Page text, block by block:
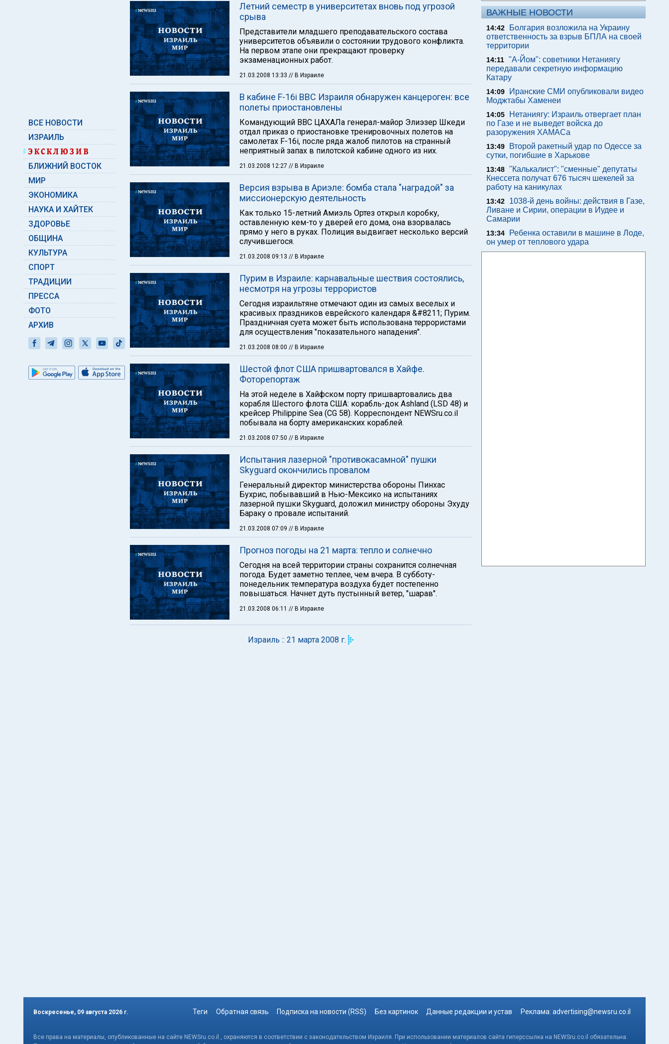
ВСЕ НОВОСТИ
ИЗРАИЛЬ
БЛИЖНИЙ ВОСТОК
МИР
ЭКОНОМИКА
НАУКА И ХАЙТЕК
ЗДОРОВЬЕ
ОБЩИНА
КУЛЬТУРА
СПОРТ
ТРАДИЦИИ
ПРЕССА
ФОТО
АРХИВ
Летний семестр в университетах вновь под угрозой
срыва
Представители младшего преподавательского состава
университетов объявили о состоянии трудового конфликта.
На первом этапе они прекращают проверку
экзаменационных работ.
21.03.2008 13:33 // В Израиле
В кабине F-16i ВВС Израиля обнаружен канцероген: все
полеты приостановлены
Командующий ВВС ЦАХАЛа генерал-майор Элиэзер Шкеди
отдал приказ о приостановке тренировочных полетов на
самолетах F-16i, после ряда жалоб пилотов на странный
неприятный запах в пилотской кабине одного из них.
21.03.2008 12:27 // В Израиле
Версия взрыва в Ариэле: бомба стала "наградой" за
миссионерскую деятельность
Как только 15-летний Амиэль Ортез открыл коробку,
оставленную кем-то у дверей его дома, она взорвалась
прямо у него в руках. Полиция выдвигает несколько версий
случившегося.
21.03.2008 09:13 // В Израиле
Пурим в Израиле: карнавальные шествия состоялись,
несмотря на угрозы террористов
Сегодня израильтяне отмечают один из самых веселых и
красивых праздников еврейского календаря &#8211; Пурим.
Праздничная суета может быть использована террористами
для осуществления "показательного нападения".
21.03.2008 08:00 // В Израиле
Шестой флот США пришвартовался в Хайфе.
Фоторепортаж
На этой неделе в Хайфском порту пришвартовались два
корабля Шестого флота США: корабль-док Ashland (LSD 48) и
крейсер Philippine Sea (CG 58). Корреспондент NEWSru.co.il
побывала на борту американских кораблей.
21.03.2008 07:50 // В Израиле
Испытания лазерной "противокасамной" пушки
Skyguard окончились провалом
Генеральный директор министерства обороны Пинхас
Бухрис, побывавший в Нью-Мексико на испытаниях
лазерной пушки Skyguard, доложил министру обороны Эхуду
Бараку о провале испытаний.
21.03.2008 07:09 // В Израиле
Прогноз погоды на 21 марта: тепло и солнечно
Сегодня на всей территории страны сохранится солнечная
погода. Будет заметно теплее, чем вчера. В субботу-
понедельник температура воздуха будет постепенно
повышаться. Начнет дуть пустынный ветер, "шарав".
21.03.2008 06:11 // В Израиле
Израиль :: 21 марта 2008 г.
ВАЖНЫЕ НОВОСТИ
14:42
Болгария возложила на Украину
ответственность за взрыв БПЛА на своей
территории
14:11 "А-Йом": советники Нетаниягу
передавали секретную информацию
Катару
14:09
Иранские СМИ опубликовали видео
Моджтабы Хаменеи
14:05
Нетаниягу: Израиль отвергает план
по Газе и не выведет войска до
разоружения ХАМАСа
13:49
Второй ракетный удар по Одессе за
сутки, погибшие в Харькове
13:48 "Калькалист": "сменные" депутаты
Кнессета получат 676 тысяч шекелей за
работу на каникулах
13:42
1038-й день войны: действия в Газе,
Ливане и Сирии, операции в Иудее и
Самарии
13:34
Ребенка оставили в машине в Лоде,
он умер от теплового удара
Воскресенье, 09 августа 2026 г. Теги Обратная связь Подписка на новости (RSS) Без картинок Данные редакции и устав Реклама: advertising@newsru.co.il
Все права на материалы, опубликованные на сайте NEWSru.co.il , охраняются в соответствии с законодательством Израиля. При использовании материалов сайта гиперссылка на NEWSru.co.il обязательна.